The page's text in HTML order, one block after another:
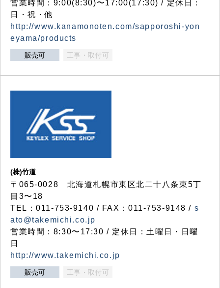
営業時間：9:00(8:30)〜17:00(17:30) / 定休日：
日・祝・他
http://www.kanamonoten.com/sapporoshi-yon
eyama/products
販売可 工事・取付可
(株)竹道
〒065-0028 北海道札幌市東区北二十八条東5丁
目3〜18
TEL：011-753-9140 / FAX：011-753-9148 / s
ato@takemichi.co.jp
営業時間：8:30〜17:30 / 定休日：土曜日・日曜
日
http://www.takemichi.co.jp
販売可 工事・取付可